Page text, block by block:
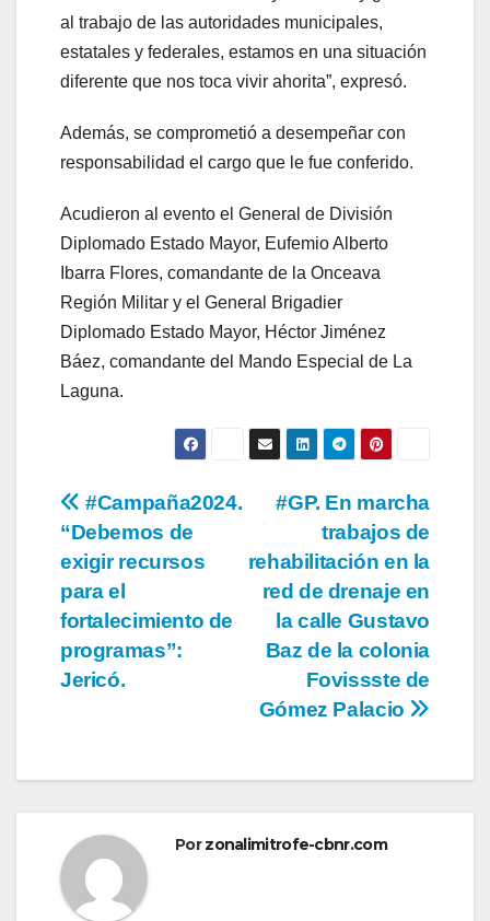
al trabajo de las autoridades municipales,
estatales y federales, estamos en una situación
diferente que nos toca vivir ahorita”, expresó.
Además, se comprometió a desempeñar con
responsabilidad el cargo que le fue conferido.
Acudieron al evento el General de División
Diplomado Estado Mayor, Eufemio Alberto
Ibarra Flores, comandante de la Onceava
Región Militar y el General Brigadier
Diplomado Estado Mayor, Héctor Jiménez
Báez, comandante del Mando Especial de La
Laguna.
Navegación
de
entradas
#GP. En marcha
trabajos de
rehabilitación en la
red de drenaje en
la calle Gustavo
Baz de la colonia
Fovissste de
Gómez Palacio
#Campaña2024.
“Debemos de
exigir recursos
para el
fortalecimiento de
programas”:
Jericó.
Porzonalimitrofe-cbnr.com